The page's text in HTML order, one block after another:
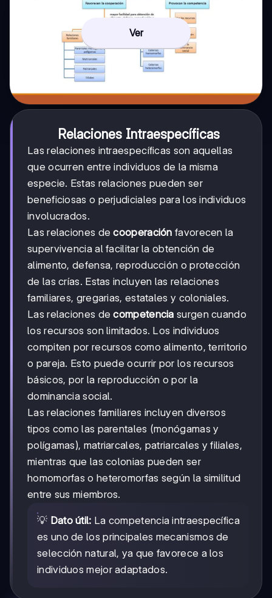
Ver
Relaciones Intraespecíficas
Las relaciones intraespecíficas son aquellas
que ocurren entre individuos de la misma
especie. Estas relaciones pueden ser
beneficiosas o perjudiciales para los individuos
involucrados.
Las relaciones decooperación favorecen la
supervivencia al facilitar la obtención de
alimento, defensa, reproducción o protección
de las crías. Estas incluyen las relaciones
familiares, gregarias, estatales y coloniales.
Las relaciones decompetencia surgen cuando
los recursos son limitados. Los individuos
compiten por recursos como alimento, territorio
o pareja. Esto puede ocurrir por los recursos
básicos, por la reproducción o por la
dominancia social.
Las relaciones familiares incluyen diversos
tipos como las parentales (monógamas y
polígamas), matriarcales, patriarcales y filiales,
mientras que las colonias pueden ser
homomorfas o heteromorfas según la similitud
entre sus miembros.
💡 Dato útil: La competencia intraespecífica
es uno de los principales mecanismos de
selección natural, ya que favorece a los
individuos mejor adaptados.